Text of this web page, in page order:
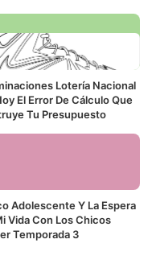
Lotería Nacional
El Error De Cálculo Que
Tu Presupuesto
Adolescente Y La Espera
Vida Con Los Chicos
Temporada 3